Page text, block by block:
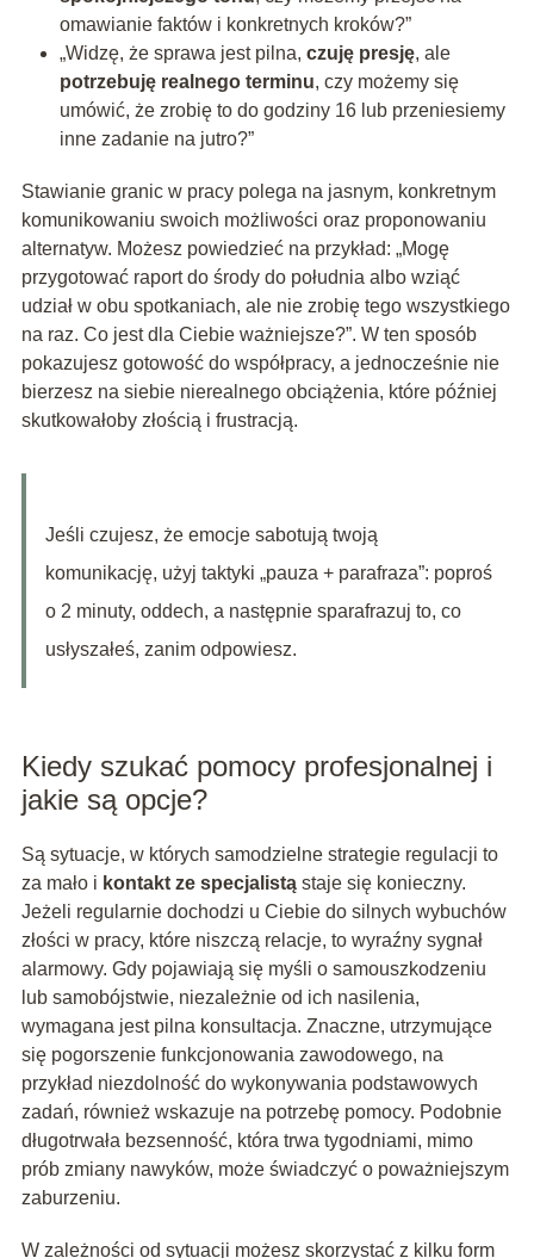
omawianie faktów i konkretnych kroków?”
„Widzę, że sprawa jest pilna, czuję presję, ale
potrzebuję realnego terminu, czy możemy się
umówić, że zrobię to do godziny 16 lub przeniesiemy
inne zadanie na jutro?”
Stawianie granic w pracy polega na jasnym, konkretnym
komunikowaniu swoich możliwości oraz proponowaniu
alternatyw. Możesz powiedzieć na przykład: „Mogę
przygotować raport do środy do południa albo wziąć
udział w obu spotkaniach, ale nie zrobię tego wszystkiego
na raz. Co jest dla Ciebie ważniejsze?”. W ten sposób
pokazujesz gotowość do współpracy, a jednocześnie nie
bierzesz na siebie nierealnego obciążenia, które później
skutkowałoby złością i frustracją.
Jeśli czujesz, że emocje sabotują twoją
komunikację, użyj taktyki „pauza + parafraza”: poproś
o 2 minuty, oddech, a następnie sparafrazuj to, co
usłyszałeś, zanim odpowiesz.
Kiedy szukać pomocy profesjonalnej i
jakie są opcje?
Są sytuacje, w których samodzielne strategie regulacji to
za mało i kontakt ze specjalistąstaje się konieczny.
Jeżeli regularnie dochodzi u Ciebie do silnych wybuchów
złości w pracy, które niszczą relacje, to wyraźny sygnał
alarmowy. Gdy pojawiają się myśli o samouszkodzeniu
lub samobójstwie, niezależnie od ich nasilenia,
wymagana jest pilna konsultacja. Znaczne, utrzymujące
się pogorszenie funkcjonowania zawodowego, na
przykład niezdolność do wykonywania podstawowych
zadań, również wskazuje na potrzebę pomocy. Podobnie
długotrwała bezsenność, która trwa tygodniami, mimo
prób zmiany nawyków, może świadczyć o poważniejszym
zaburzeniu.
W zależności od sytuacji możesz skorzystać z kilku form